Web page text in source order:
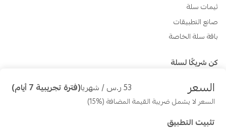
السعر 53 ر.س / شهريا (فترة تجريبية 7 أيام)
السعر لا يشمل ضريبة القيمة المضافة (%15)
تثبيت التطبيق
ثيمات سلة
صانع التطبيقات
باقة سلة الخاصة
كن شريكًا لسلة
كيف تنشئ تطبيقك الأول
مدونة شركاء سلة